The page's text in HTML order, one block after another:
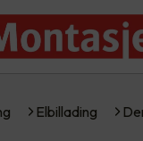
Elbillading